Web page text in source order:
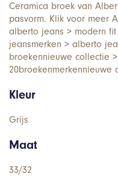
Ceramica broek van
pasvorm. Klik voor meer
alberto jeans > modern
jeansmerken > alberto
broekennieuwe collectie
20broekenmerkennieuwe
Kleur
Grijs
Maat
33/32